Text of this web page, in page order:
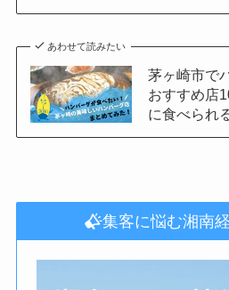
あわせて読みたい
茅ヶ崎市で
おすすめ店
に食べられ
集客に悩む湘南